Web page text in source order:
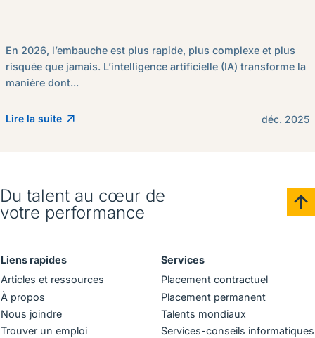
En 2026, l’embauche est plus rapide, plus complexe et plus
risquée que jamais. L’intelligence artificielle (IA) transforme la
manière dont...
Lire la suite déc. 2025
Du talent au cœur de
votre performance
Liens rapides
Articles et ressources
À propos
Nous joindre
Trouver un emploi
Services
Placement contractuel
Placement permanent
Talents mondiaux
Services-conseils informatiques